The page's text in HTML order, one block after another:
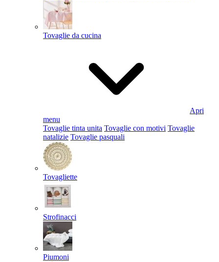
Tovaglie da cucina
Apri
menu
Tovaglie tinta unita Tovaglie con motivi Tovaglie
natalizie Tovaglie pasquali
Tovagliette
Strofinacci
Piumoni